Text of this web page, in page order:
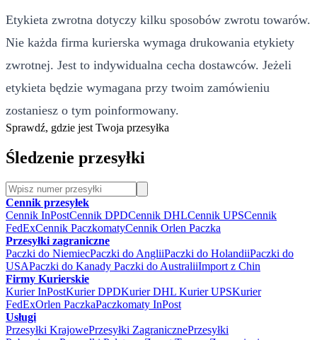
Etykieta zwrotna dotyczy kilku sposobów zwrotu towarów.
Nie każda firma kurierska wymaga drukowania etykiety
zwrotnej. Jest to indywidualna cecha dostawców. Jeżeli
etykieta będzie wymagana przy twoim zamówieniu
zostaniesz o tym poinformowany.
Sprawdź, gdzie jest Twoja przesyłka
Śledzenie przesyłki
Cennik przesyłek
Cennik InPostCennik DPDCennik DHLCennik UPSCennik
FedExCennik PaczkomatyCennik Orlen Paczka
Przesyłki zagraniczne
Paczki do NiemiecPaczki do AngliiPaczki do HolandiiPaczki do
USAPaczki do Kanady Paczki do AustraliiImport z Chin
Firmy Kurierskie
Kurier InPostKurier DPDKurier DHL Kurier UPSKurier
FedExOrlen PaczkaPaczkomaty InPost
Usługi
Przesyłki KrajowePrzesyłki ZagranicznePrzesyłki